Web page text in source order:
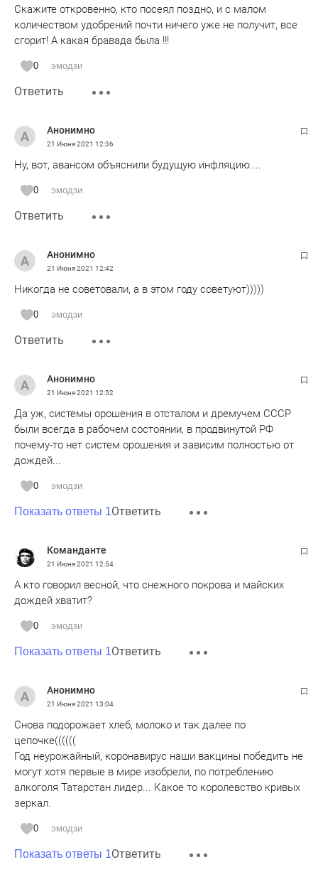
Скажите откровенно, кто посеял поздно, и с малом
количеством удобрений почти ничего уже не получит, все
сгорит! А какая бравада была !!!
0 эмодзи
Ответить
Анонимно
21 Июня 2021 12:36
Ну, вот, авансом объяснили будущую инфляцию....
0 эмодзи
Ответить
Анонимно
21 Июня 2021 12:42
Никогда не советовали, а в этом году советуют)))))
0 эмодзи
Ответить
Анонимно
21 Июня 2021 12:52
Да уж, системы орошения в отсталом и дремучем СССР
были всегда в рабочем состоянии, в продвинутой РФ
почему-то нет систем орошения и зависим полностью от
дождей...
0 эмодзи
Показать ответы 1Ответить
Команданте
21 Июня 2021 12:54
А кто говорил весной, что снежного покрова и майских
дождей хватит?
0 эмодзи
Показать ответы 1Ответить
Анонимно
21 Июня 2021 13:04
Снова подорожает хлеб, молоко и так далее по
цепочке((((((
Год неурожайный, коронавирус наши вакцины победить не
могут хотя первые в мире изобрели, по потреблению
алкоголя Татарстан лидер... Какое то королевство кривых
зеркал.
0 эмодзи
Показать ответы 1Ответить